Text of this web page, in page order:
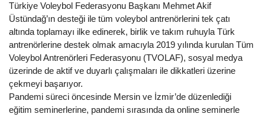
Türkiye Voleybol Federasyonu Başkanı Mehmet Akif
Üstündağ’ın desteği ile tüm voleybol antrenörlerini tek çatı
altında toplamayı ilke edinerek, birlik ve takım ruhuyla Türk
antrenörlerine destek olmak amacıyla 2019 yılında kurulan Tüm
Voleybol Antrenörleri Federasyonu (TVOLAF), sosyal medya
üzerinde de aktif ve duyarlı çalışmaları ile dikkatleri üzerine
çekmeyi başarıyor.
Pandemi süreci öncesinde Mersin ve İzmir’de düzenlediği
eğitim seminerlerine, pandemi sırasında da online seminerle